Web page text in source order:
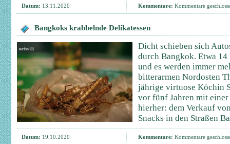
Datum: 13.11.2020 Kommentare: Kommentare
Bangkoks krabbelnde Delikatessen
Dicht schieben sich
durch Bangkok. Etwa
und es werden immer
bitterarmen Nordosten
jährige virtuose Köchin
vor fünf Jahren mit einer
hierher: dem Verkauf
Snacks in den Straßen
Datum: 19.10.2020 Kommentare: Kommentare